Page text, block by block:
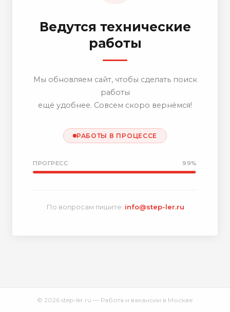
Ведутся технические
работы
Мы обновляем сайт, чтобы сделать поиск
работы
ещё удобнее. Совсем скоро вернёмся!
РАБОТЫ В ПРОЦЕССЕ
ПРОГРЕСС 99%
По вопросам пишите: info@step-ler.ru
© 2026 step-ler.ru — Работа и вакансии в Москве